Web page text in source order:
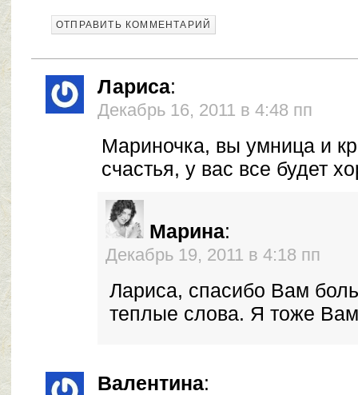
Лариса:
Декабрь 16, 2011 в 4:48 пп
Мариночка, вы умница и
счастья, у вас все будет
Марина:
Декабрь 19, 2011 в 4:18 пп
Лариса, спасибо Вам
теплые слова. Я тоже
Валентина: